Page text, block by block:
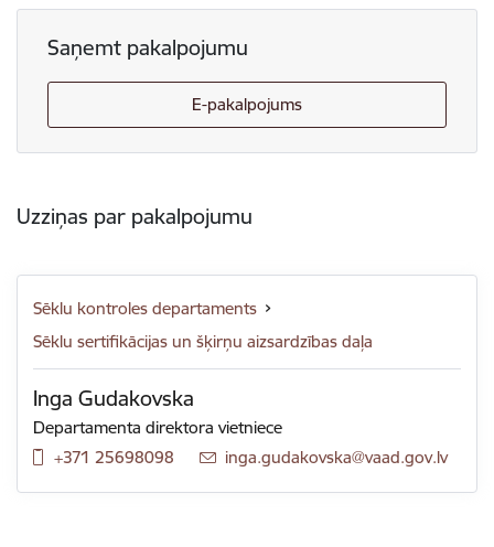
Saņemt pakalpojumu
E-pakalpojums
Uzziņas par pakalpojumu
Sēklu kontroles departaments
Sēklu sertifikācijas un šķirņu aizsardzības daļa
Inga Gudakovska
Departamenta direktora vietniece
+371 25698098
E-pasts:
inga.gudakovska@vaad.gov.lv